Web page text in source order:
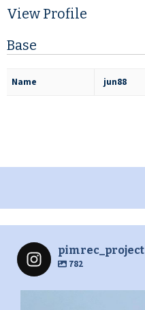
View Profile
Base
Name jun88
pimrec_project
782